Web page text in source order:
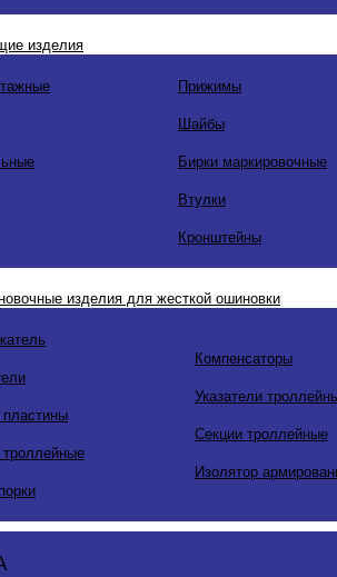
изделия
Прижимы
Шайбы
Бирки маркировочные
Втулки
Кронштейны
изделия для жесткой ошиновки
Компенсаторы
Указатели
Секции троллейные
Изолятор